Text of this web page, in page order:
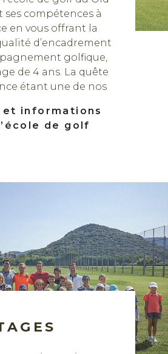
ses compétences à
en vous offrant la
d’encadrement
golfique,
de 4 ans. La quête
étant une de nos
informations
de golf